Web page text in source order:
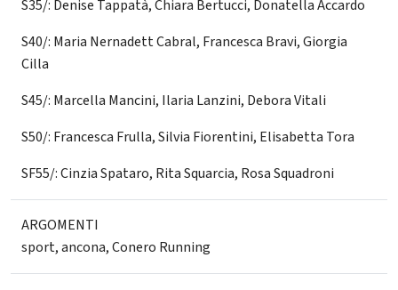
S35/: Denise Tappatà, Chiara Bertucci, Donatella Accardo
S40/: Maria Nernadett Cabral, Francesca Bravi, Giorgia
Cilla
S45/: Marcella Mancini, Ilaria Lanzini, Debora Vitali
S50/: Francesca Frulla, Silvia Fiorentini, Elisabetta Tora
SF55/: Cinzia Spataro, Rita Squarcia, Rosa Squadroni
ARGOMENTI
sport,ancona,Conero Running